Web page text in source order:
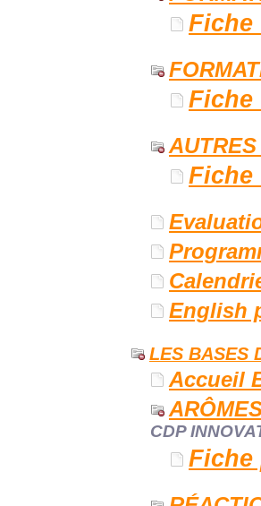
Fiche
Fiche
Fiche
English
LES BASES
Accueil
CDP